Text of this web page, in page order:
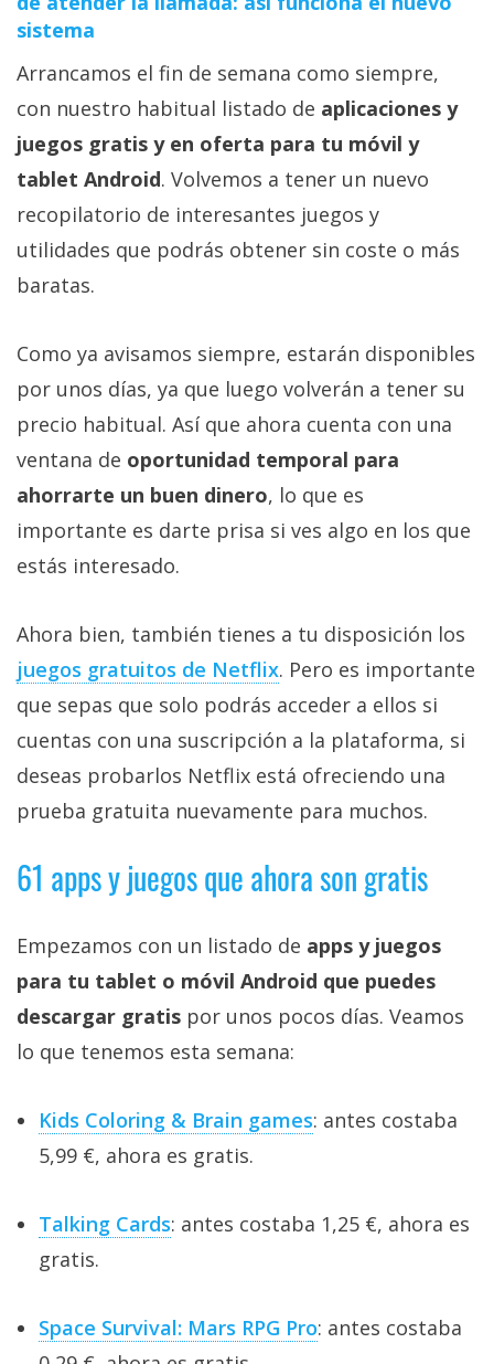
sistema
Arrancamos el fin de semana como siempre,
con nuestro habitual listado de aplicaciones y
juegos gratis y en oferta para tu móvil y
tablet Android. Volvemos a tener un nuevo
recopilatorio de interesantes juegos y
utilidades que podrás obtener sin coste o más
baratas.
Como ya avisamos siempre, estarán disponibles
por unos días, ya que luego volverán a tener su
precio habitual. Así que ahora cuenta con una
ventana de oportunidad temporal para
ahorrarte un buen dinero, lo que es
importante es darte prisa si ves algo en los que
estás interesado.
Ahora bien, también tienes a tu disposición los
juegos gratuitos de Netflix‎. Pero es importante
que sepas que solo podrás acceder a ellos si
cuentas con una suscripción a la plataforma, si
deseas probarlos Netflix está ofreciendo una
prueba gratuita nuevamente para muchos.
61 apps y juegos que ahora son gratis
Empezamos con un listado de apps y juegos
para tu tablet o móvil Android que puedes
descargar gratis por unos pocos días. Veamos
lo que tenemos esta semana:
Kids Coloring & Brain games: antes costaba
5,99 €, ahora es gratis.
Talking Cards: antes costaba 1,25 €, ahora es
gratis.
Space Survival: Mars RPG Pro: antes costaba